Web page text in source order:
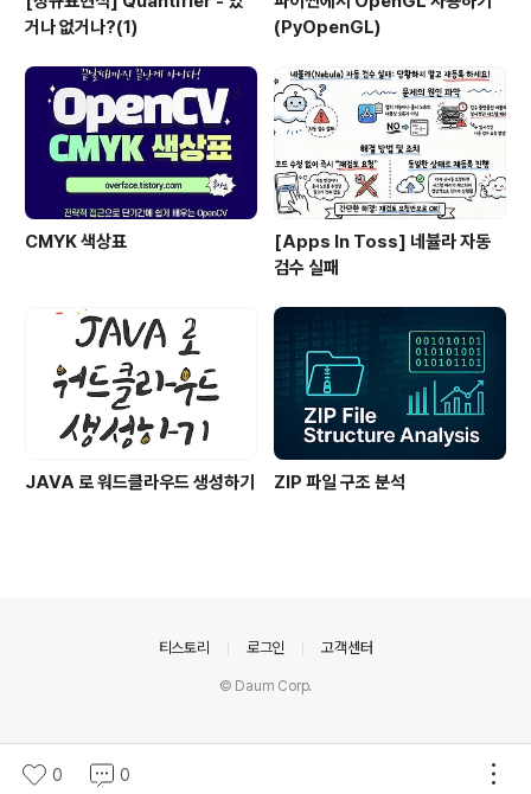
거나 없거나?(1)
(PyOpenGL)
CMYK 색상표
[Apps In Toss] 네뷸라 자동
검수 실패
JAVA 로 워드클라우드 생성하기 ZIP 파일 구조 분석
0 0
티스토리 로그인 고객센터
© Daum Corp.